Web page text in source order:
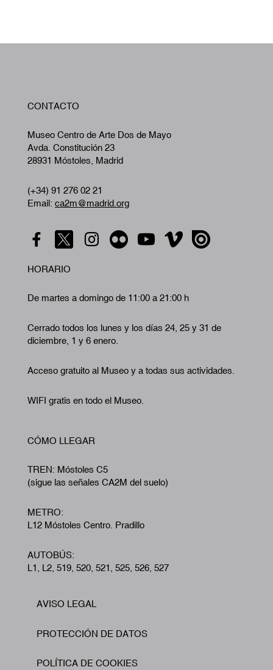
CONTACTO
Museo Centro de Arte Dos de Mayo
Avda. Constitución 23
28931 Móstoles, Madrid
(+34) 91 276 02 21
Email: ca2m@madrid.org
HORARIO
De martes a domingo de 11:00 a 21:00 h
Cerrado todos los lunes y los días 24, 25 y 31 de
diciembre, 1 y 6 enero.
Acceso gratuito al Museo y a todas sus actividades.
WIFI gratis en todo el Museo.
CÓMO LLEGAR
TREN: Móstoles C5
(sigue las señales CA2M del suelo)
METRO:
L12 Móstoles Centro. Pradillo
AUTOBÚS:
L1, L2, 519, 520, 521, 525, 526, 527
Footer
AVISO LEGAL
PROTECCIÓN DE DATOS
POLÍTICA DE COOKIES